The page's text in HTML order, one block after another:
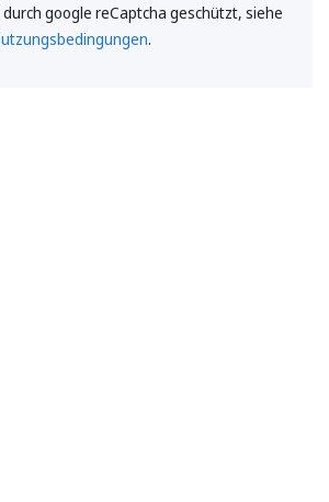
google reCaptcha geschützt, siehe
.